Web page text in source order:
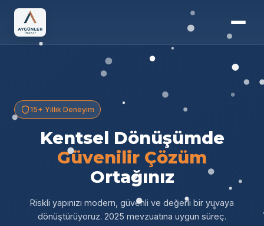
15+ Yıllık Deneyim
Kentsel Dönüşümde
Güvenilir Çözüm
Ortağınız
Riskli yapınızı modern, güvenli ve değerli bir yuvaya
dönüştürüyoruz. 2025 mevzuatına uygun süreç.